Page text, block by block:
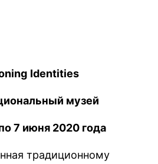
Identities
музей
7 июня 2020 года
традиционному